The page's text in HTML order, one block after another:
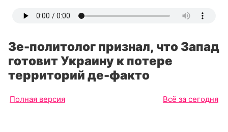
Зе-политолог признал, что Запад
готовит Украину к потере
территорий де-факто
Полная версия Всё за сегодня